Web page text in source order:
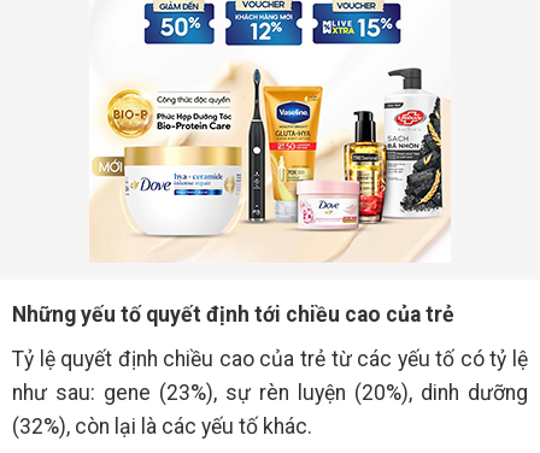
Những yếu tố quyết định tới chiều cao của trẻ
Tỷ lệ quyết định chiều cao của trẻ từ các yếu tố có tỷ lệ
như sau: gene (23%), sự rèn luyện (20%), dinh dưỡng
(32%), còn lại là các yếu tố khác.